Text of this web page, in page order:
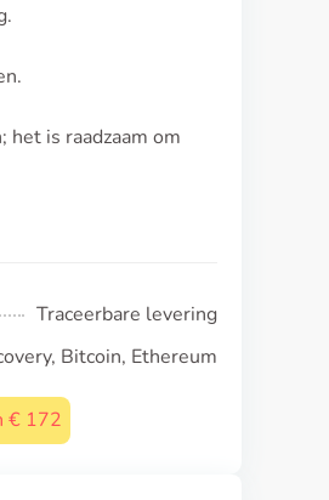
is raadzaam om
Traceerbare levering
Bitcoin, Ethereum
€ 172